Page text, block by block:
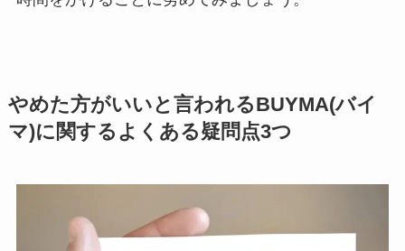
やめた方がいいと言われるBUYMA(バイ
マ)に関するよくある疑問点3つ